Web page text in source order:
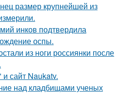
размер крупнейшей из
инков подтвердила
оспы.
из ноги россиянки после
сайт Naukatv.
над кладбищами ученых